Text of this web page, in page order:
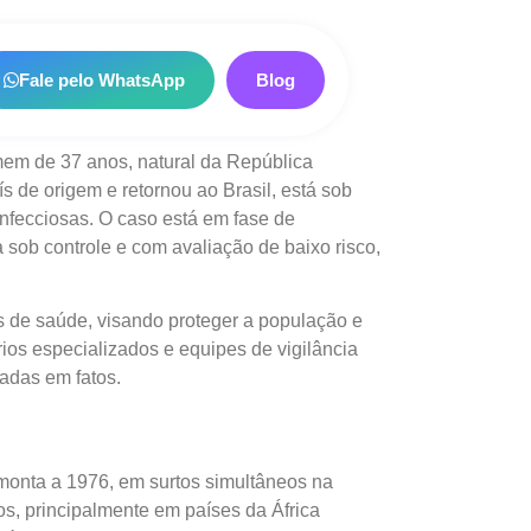
Fale pelo WhatsApp Blog
de 37 anos, natural da República
de origem e retornou ao Brasil, está sob
O caso está em fase de
controle e com avaliação de baixo risco,
saúde, visando proteger a população e
especializados e equipes de vigilância
em fatos.
a 1976, em surtos simultâneos na
principalmente em países da África